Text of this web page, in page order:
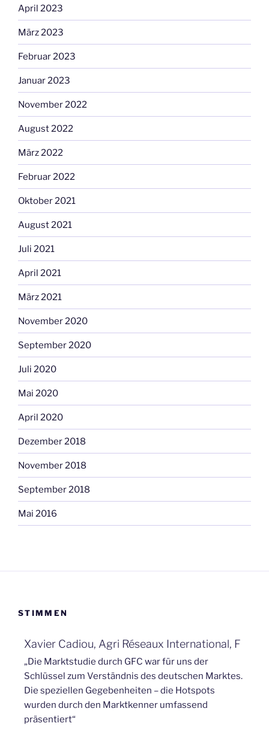
April 2023
März 2023
Februar 2023
Januar 2023
November 2022
August 2022
März 2022
Februar 2022
Oktober 2021
August 2021
Juli 2021
April 2021
März 2021
November 2020
September 2020
Juli 2020
Mai 2020
April 2020
Dezember 2018
November 2018
September 2018
Mai 2016
STIMMEN
Xavier Cadiou, Agri Réseaux International, F
„Die Marktstudie durch GFC war für uns der
Schlüssel zum Verständnis des deutschen Marktes.
Die speziellen Gegebenheiten – die Hotspots
wurden durch den Marktkenner umfassend
präsentiert“